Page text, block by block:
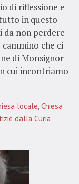
di riflessione e
in questo
da non perdere
che ci
di Monsignor
cui incontriamo
locale Chiesa
dalla Curia